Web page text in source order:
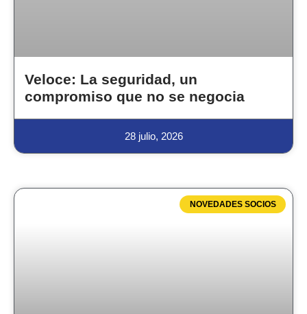
Veloce: La seguridad, un
compromiso que no se negocia
28 julio, 2026
NOVEDADES SOCIOS